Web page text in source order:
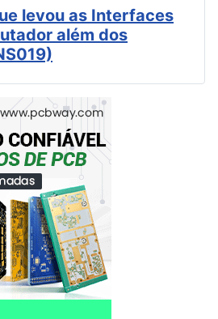
levou as Interfaces
além dos